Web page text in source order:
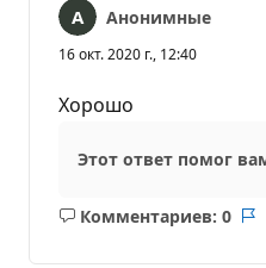
Анонимные
16 окт. 2020 г., 12:40
Хорошо
Этот ответ помог
Комментариев: 0
Без